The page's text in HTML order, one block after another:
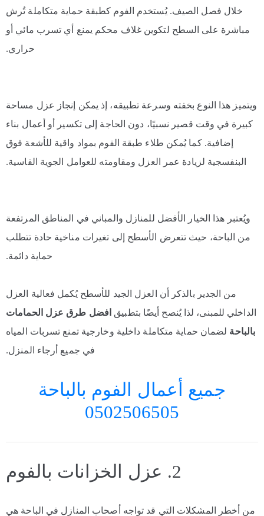
خلال فصل الصيف. يُستخدم الفوم كطبقة حماية متكاملة تُرش
مباشرة على السطح لتكوين غلاف محكم يمنع أي تسرب مائي أو
حراري.
ويتميز هذا النوع بخفته وسرعة تطبيقه، إذ يمكن إنجاز عزل مساحة
كبيرة في وقت قصير نسبيًا، دون الحاجة إلى تكسير أو أعمال بناء
إضافية. كما يُمكن طلاء طبقة الفوم بمواد واقية للأشعة فوق
البنفسجية لزيادة عمر العزل ومقاومته للعوامل الجوية القاسية.
ويُعتبر هذا الخيار الأفضل للمنازل والمباني في المناطق المرتفعة
من الباحة، حيث تتعرض الأسطح إلى تغيرات مناخية حادة تتطلب
حماية دائمة.
من الجدير بالذكر أن العزل الجيد للأسطح يُكمل فعالية العزل
الداخلي للمبنى، لذا يُنصح أيضًا بتطبيق افضل طرق عزل الحمامات
بالباحة لضمان حماية متكاملة داخلية وخارجية تمنع تسربات المياه
في جميع أرجاء المنزل.
جميع أعمال الفوم بالباحة
0502506505
2. عزل الخزانات بالفوم
من أخطر المشكلات التي قد تواجه أصحاب المنازل في الباحة هي